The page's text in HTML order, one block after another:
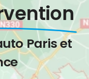
Paris et